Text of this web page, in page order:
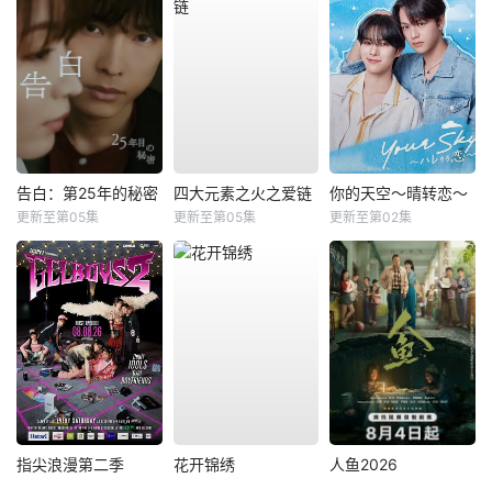
告白：第25年的秘密
更新至第05集
四大元素之火之爱链
更新至第05集
你的天空～晴转恋～
更新至第02集
指尖浪漫第二季 花开锦绣 人鱼2026